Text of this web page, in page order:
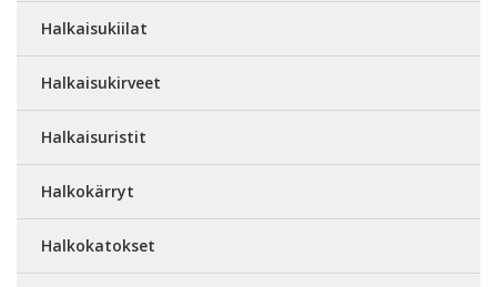
Halkaisukiilat
Halkaisukirveet
Halkaisuristit
Halkokärryt
Halkokatokset